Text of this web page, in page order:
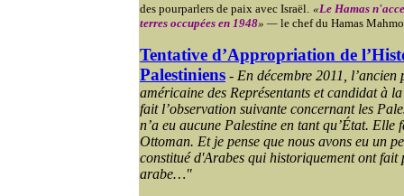
des pourparlers de paix avec Israël. «Le Hamas
terres occupées en 1948» — le chef du Hamas
Tentative d’Appropriation de
Palestiniens - En décembre 2011,
américaine des Représentants et candidat à
fait l’observation suivante concernant les
n’a eu aucune Palestine en tant qu’État. Elle
Ottoman. Et je pense que nous avons eu un
constitué d'Arabes qui historiquement ont fait
arabe…"